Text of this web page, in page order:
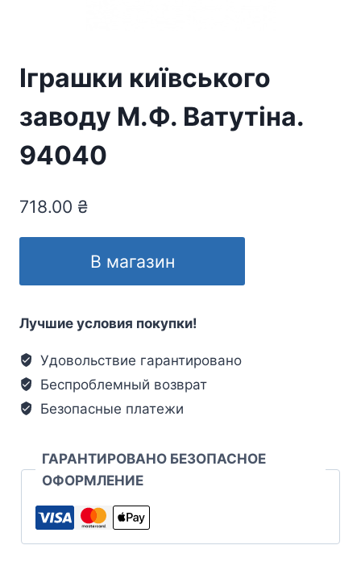
Іграшки київського
заводу М.Ф. Ватутіна.
94040
718.00 ₴
В магазин
Лучшие условия покупки!
Удовольствие гарантировано
Беспроблемный возврат
Безопасные платежи
ГАРАНТИРОВАНО БЕЗОПАСНОЕ
ОФОРМЛЕНИЕ